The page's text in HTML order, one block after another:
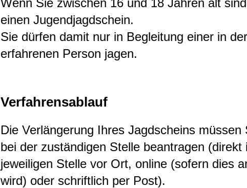
Wenn Sie zwischen 16 und 18 Jahren alt
einen Jugendjagdschein.
Sie dürfen damit nur in Begleitung einer in
erfahrenen Person jagen.
Verfahrensablauf
Die Verlängerung Ihres Jagdscheins müssen
bei der zuständigen Stelle beantragen (direkt
jeweiligen Stelle vor Ort, online (sofern dies
wird) oder schriftlich per Post).